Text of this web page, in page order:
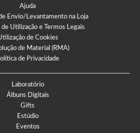
Ajuda
Envio/Levantamento na Loja
Utilização e Termos Legais
de Cookies
de Material (RMA)
de Privacidade
Laboratório
Álbuns Digitais
Gifts
Estúdio
Eventos